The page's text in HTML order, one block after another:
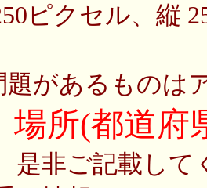
ピクセル、縦
題があるものは
場所(都道府
是非ご記載し